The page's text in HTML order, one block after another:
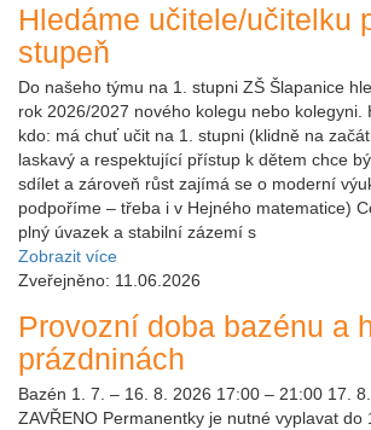
Hledáme učitele/učitelku
stupeň
Do našeho týmu na 1. stupni ZŠ Šlapanice
rok 2026/2027 nového kolegu nebo kolegyni.
kdo: má chuť učit na 1. stupni (klidně na
laskavý a respektující přístup k dětem chce
sdílet a zároveň růst zajímá se o moderní
podpoříme – třeba i v Hejného matematice)
plný úvazek a stabilní zázemí s
Zobrazit více
Zveřejněno: 11.06.2026
Provozní doba bazénu a
prázdninách
Bazén 1. 7. – 16. 8. 2026 17:00 – 21:00 17.
ZAVŘENO Permanentky je nutné vyplavat do